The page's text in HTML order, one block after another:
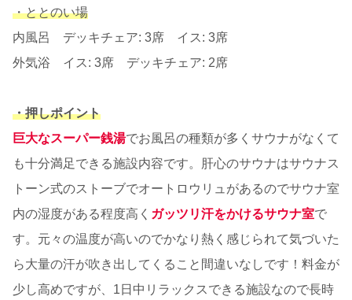
・ととのい場
内風呂 デッキチェア: 3席 イス: 3席
外気浴 イス: 3席 デッキチェア: 2席
・押しポイント
巨大なスーパー銭湯でお風呂の種類が多くサウナがなくて
も十分満足できる施設内容です。肝心のサウナはサウナス
トーン式のストーブでオートロウリュがあるのでサウナ室
内の湿度がある程度高く ガッツリ汗をかけるサウナ室で
す。元々の温度が高いのでかなり熱く感じられて気づいた
ら大量の汗が吹き出してくること間違いなしです！料金が
少し高めですが、1日中リラックスできる施設なので長時